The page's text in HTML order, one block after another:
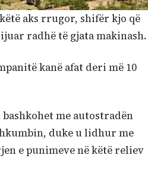
aks rrugor, shifër kjo që
radhë të gjata makinash.
kanë afat deri më 10
me autostradën
duke u lidhur me
e punimeve në këtë reliev